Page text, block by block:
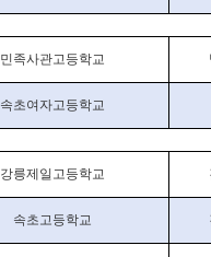
민족사관고등학교
속초여자고등학교
강릉제일고등학교
속초고등학교